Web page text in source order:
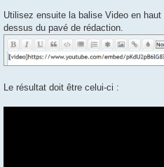
Utilisez ensuite la balise Video en
dessus du pavé de rédaction.
Le résultat doit être celui-ci :